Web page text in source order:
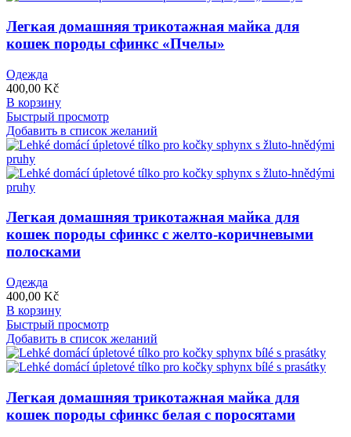
Легкая домашняя трикотажная майка для
кошек породы сфинкс «Пчелы»
Одежда
400,00 Kč
В корзину
Быстрый просмотр
Добавить в список желаний
Легкая домашняя трикотажная майка для
кошек породы сфинкс с желто-коричневыми
полосками
Одежда
400,00 Kč
В корзину
Быстрый просмотр
Добавить в список желаний
Легкая домашняя трикотажная майка для
кошек породы сфинкс белая с поросятами